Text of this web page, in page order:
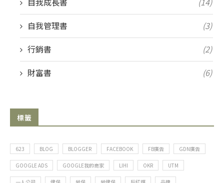
自我管理書
(3)
行銷書
(2)
財富書
(6)
標籤
623 BLOG BLOGGER FACEBOOK FB廣告 GDN廣告
GOOGLE ADS GOOGLE我的商家 LIHI OKR UTM